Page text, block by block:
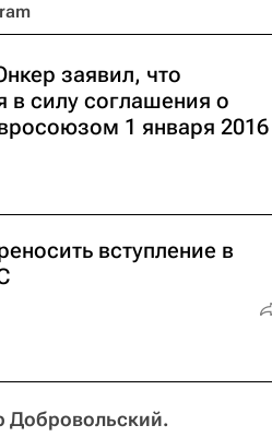
заявил, что
в силу соглашения о
1 января 2016
вступление в